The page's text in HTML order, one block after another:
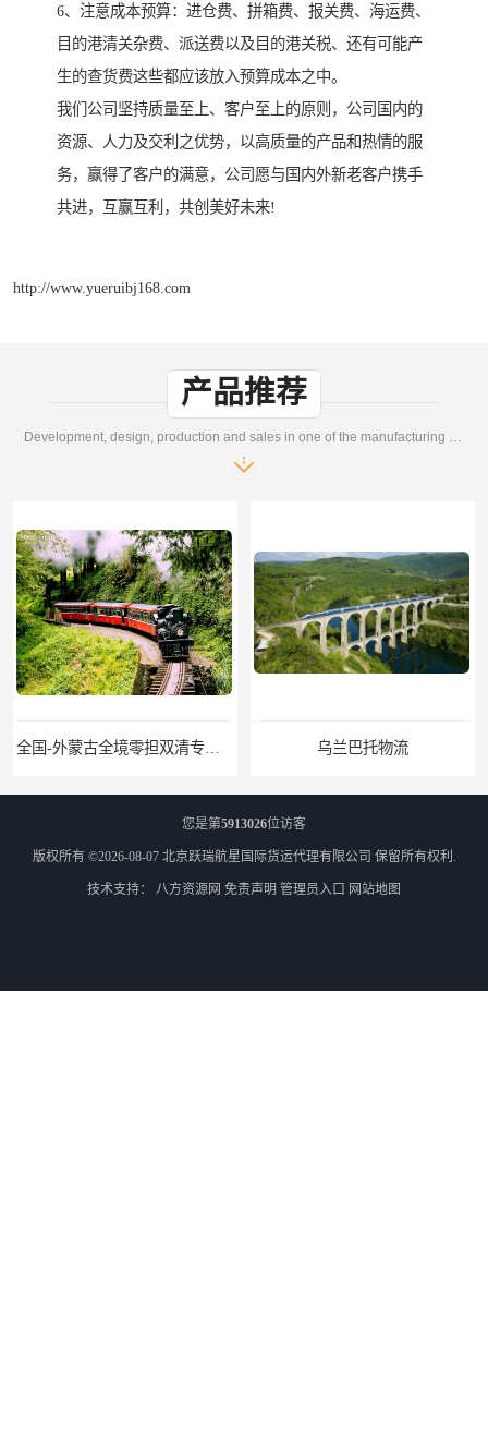
6、注意成本预算：进仓费、拼箱费、报关费、海运费、
目的港清关杂费、派送费以及目的港关税、还有可能产
生的查货费这些都应该放入预算成本之中。
我们公司坚持质量至上、客户至上的原则，公司国内的
资源、人力及交利之优势，以高质量的产品和热情的服
务，赢得了客户的满意，公司愿与国内外新老客户携手
共进，互赢互利，共创美好未来!
http://www.yueruibj168.com
产品推荐
Development, design, production and sales in one of the manufacturing enterprises
乌兰巴托物流 外蒙古货运
您是第5913026位访客
版权所有 ©2026-08-07 北京跃瑞航星国际货运代理有限公司 保留所有权利.
技术支持： 八方资源网 免责声明 管理员入口 网站地图